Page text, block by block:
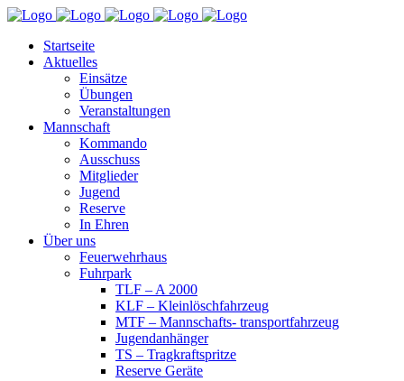
Startseite
Aktuelles
Einsätze
Übungen
Veranstaltungen
Mannschaft
Kommando
Ausschuss
Mitglieder
Jugend
Reserve
In Ehren
Über uns
Feuerwehrhaus
Fuhrpark
TLF – A 2000
KLF – Kleinlöschfahrzeug
MTF – Mannschafts- transportfahrzeug
Jugendanhänger
TS – Tragkraftspritze
Reserve Geräte